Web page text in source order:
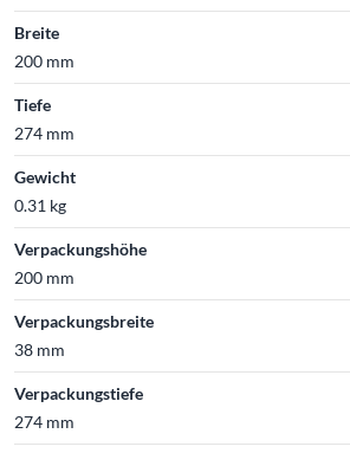
Breite
200 mm
Tiefe
274 mm
Gewicht
0.31 kg
Verpackungshöhe
200 mm
Verpackungsbreite
38 mm
Verpackungstiefe
274 mm